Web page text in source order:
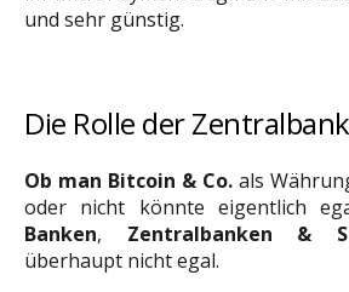
und sehr günstig.
Die Rolle der
Ob man Bitcoin & Co. als
oder nicht könnte eigentlich
Banken, Zentralbanken &
überhaupt nicht egal.